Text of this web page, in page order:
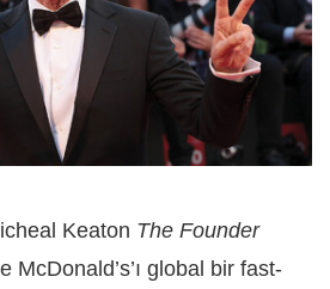
Keaton The Founder
McDonald’s’ı global bir fast-